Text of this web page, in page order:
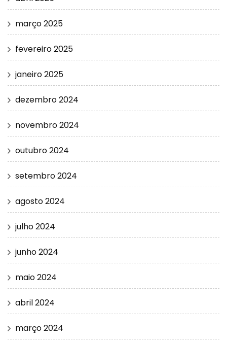
março 2025
fevereiro 2025
janeiro 2025
dezembro 2024
novembro 2024
outubro 2024
setembro 2024
agosto 2024
julho 2024
junho 2024
maio 2024
abril 2024
março 2024